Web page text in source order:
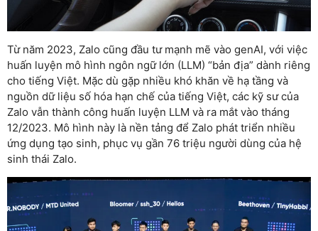
Từ năm 2023, Zalo cũng đầu tư mạnh mẽ vào genAI, với việc
huấn luyện mô hình ngôn ngữ lớn (LLM) “bản địa” dành riêng
cho tiếng Việt. Mặc dù gặp nhiều khó khăn về hạ tầng và
nguồn dữ liệu số hóa hạn chế của tiếng Việt, các kỹ sư của
Zalo vẫn thành công huấn luyện LLM và ra mắt vào tháng
12/2023. Mô hình này là nền tảng để Zalo phát triển nhiều
ứng dụng tạo sinh, phục vụ gần 76 triệu người dùng của hệ
sinh thái Zalo.